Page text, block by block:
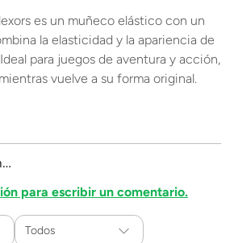
es un muñeco elástico con un
la elasticidad y la apariencia de
para juegos de aventura y acción,
vuelve a su forma original.
para escribir un comentario.
Todos